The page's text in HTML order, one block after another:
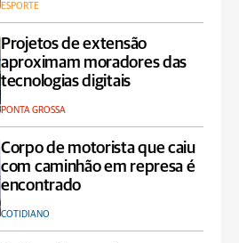
ESPORTE
Projetos de extensão
aproximam moradores das
tecnologias digitais
PONTA GROSSA
Corpo de motorista que caiu
com caminhão em represa é
encontrado
COTIDIANO